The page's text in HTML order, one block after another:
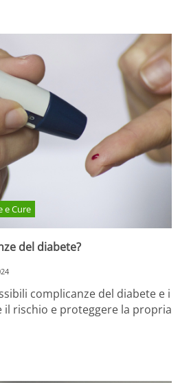
e Cure
del diabete?
complicanze del diabete e i
rischio e proteggere la propria